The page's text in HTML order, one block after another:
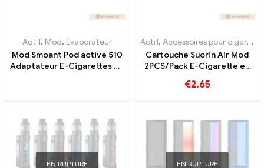
Actif, Mod, Évaporateur
Mod Smoant Pod activé 510
Adaptateur E-Cigarettes en
Actif, Accessoires pour cigarettes électroniques
Cartouche Suorin Air Mod
2PCS/Pack E-Cigarette en
€2.65
EN RUPTURE
EN RUPTURE